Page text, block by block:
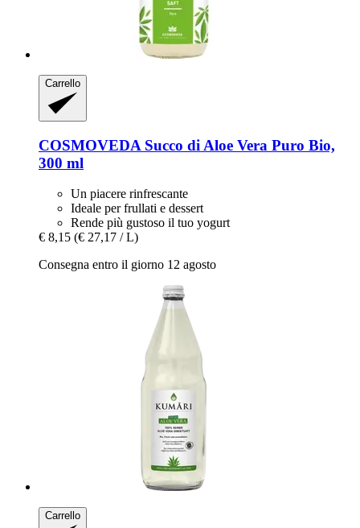
Carrello
COSMOVEDA Succo di Aloe Vera Puro Bio,
300 ml
Un piacere rinfrescante
Ideale per frullati e dessert
Rende più gustoso il tuo yogurt
€ 8,15 (€ 27,17 / L)
Consegna entro il giorno 12 agosto
Carrello